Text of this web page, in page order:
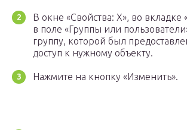
В окне «Свойства: Х», во вкладке
в поле «Группы или
группу, которой был
доступ к нужному объекту.
Нажмите на кнопку «Изменить».